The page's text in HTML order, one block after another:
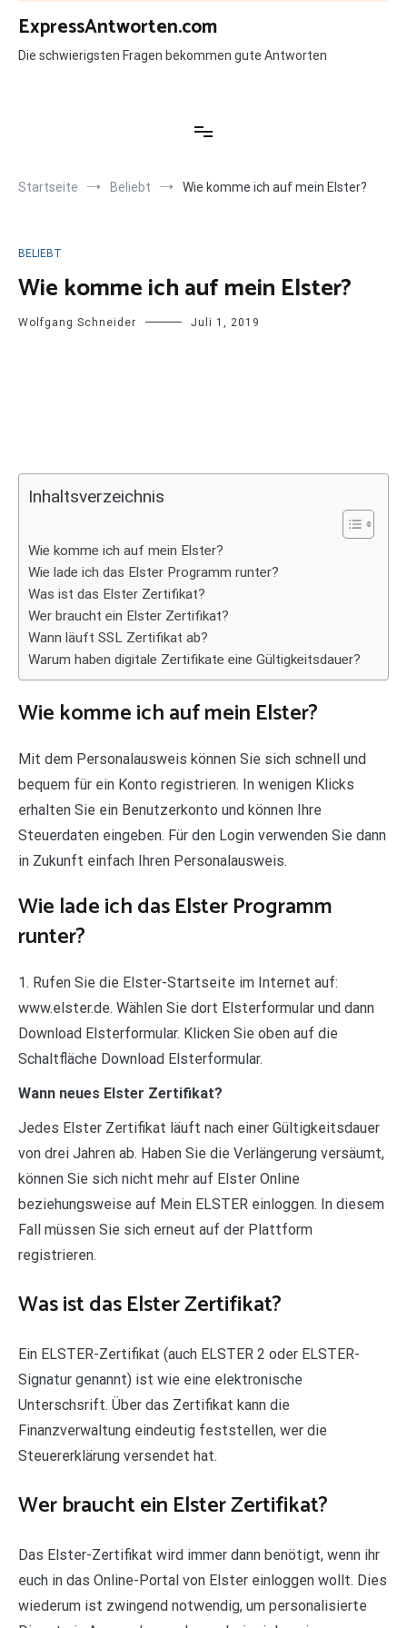
Zum
Inhalt
springen
ExpressAntworten.com
Die schwierigsten Fragen bekommen gute Antworten
Startseite Beliebt Wie komme ich auf mein Elster?
BELIEBT
Wie komme ich auf mein Elster?
Wolfgang Schneider Juli 1, 2019
Inhaltsverzeichnis
Wie komme ich auf mein Elster?
Wie lade ich das Elster Programm runter?
Was ist das Elster Zertifikat?
Wer braucht ein Elster Zertifikat?
Wann läuft SSL Zertifikat ab?
Warum haben digitale Zertifikate eine Gültigkeitsdauer?
Wie komme ich auf mein Elster?
Mit dem Personalausweis können Sie sich schnell und
bequem für ein Konto registrieren. In wenigen Klicks
erhalten Sie ein Benutzerkonto und können Ihre
Steuerdaten eingeben. Für den Login verwenden Sie dann
in Zukunft einfach Ihren Personalausweis.
Wie lade ich das Elster Programm
runter?
1. Rufen Sie die Elster-Startseite im Internet auf:
www.elster.de. Wählen Sie dort Elsterformular und dann
Download Elsterformular. Klicken Sie oben auf die
Schaltfläche Download Elsterformular.
Wann neues Elster Zertifikat?
Jedes Elster Zertifikat läuft nach einer Gültigkeitsdauer
von drei Jahren ab. Haben Sie die Verlängerung versäumt,
können Sie sich nicht mehr auf Elster Online
beziehungsweise auf Mein ELSTER einloggen. In diesem
Fall müssen Sie sich erneut auf der Plattform
registrieren.
Was ist das Elster Zertifikat?
Ein ELSTER-Zertifikat (auch ELSTER 2 oder ELSTER-
Signatur genannt) ist wie eine elektronische
Unterschsrift. Über das Zertifikat kann die
Finanzverwaltung eindeutig feststellen, wer die
Steuererklärung versendet hat.
Wer braucht ein Elster Zertifikat?
Das Elster-Zertifikat wird immer dann benötigt, wenn ihr
euch in das Online-Portal von Elster einloggen wollt. Dies
wiederum ist zwingend notwendig, um personalisierte